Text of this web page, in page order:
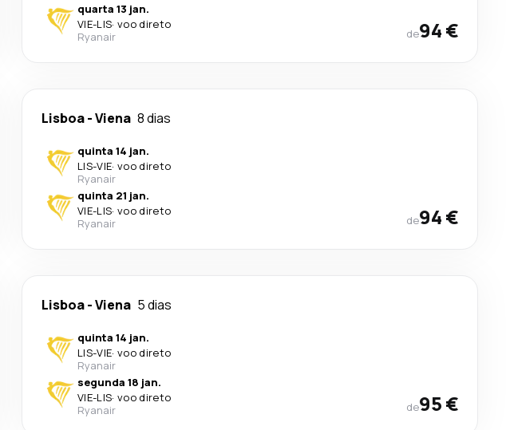
quarta 13 jan.
VIE-LIS· voo direto
Ryanair
de94 €
Lisboa-Viena 8 dias
quinta 14 jan.
LIS-VIE· voo direto
Ryanair
quinta 21 jan.
VIE-LIS· voo direto
Ryanair
de94 €
Lisboa-Viena 5 dias
quinta 14 jan.
LIS-VIE· voo direto
Ryanair
segunda 18 jan.
VIE-LIS· voo direto
Ryanair
de95 €